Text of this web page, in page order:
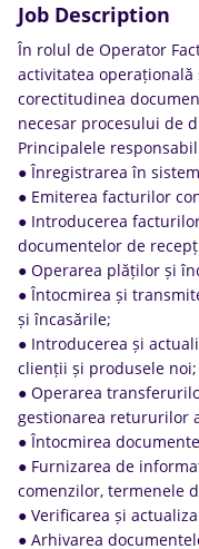
Job Description
În rolul de Operator
activitatea operațională
corectitudinea
necesar procesului de
Principalele
● Înregistrarea în
● Emiterea facturilor
● Introducerea
documentelor de
● Operarea plăților și
● Întocmirea și
și încasările;
● Introducerea și
clienții și produsele noi;
● Operarea
gestionarea retururilor
● Întocmirea
● Furnizarea de
comenzilor, termenele
● Verificarea și
● Arhivarea